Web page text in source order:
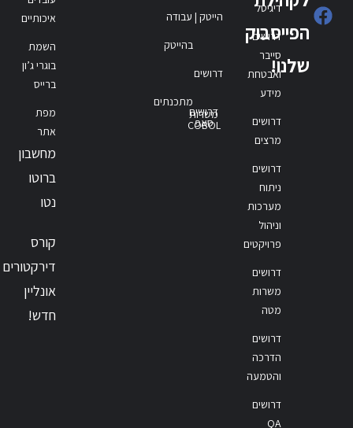
הפייסבוק
שלנו!
דיגיטל
דרושים
סייבר
ואבטחת
מידע
דרושים
מרצים
דרושים
ניתוח
מערכות
וניהול
פרויקטים
דרושים
משרות
מטה
דרושים
הדרכה
והטמעה
דרושים
QA
הייטק | עבודה
בהייטק
דרושים
מתכנתים
דרושים
סאפ
משרות
COBOL
איכותיים
השמת
בוגרי ג’ון
ברייס
מפת
אתר
מחשבון
ברוטו
נטו
קורס
דירקטורים
אונליין
חדש!